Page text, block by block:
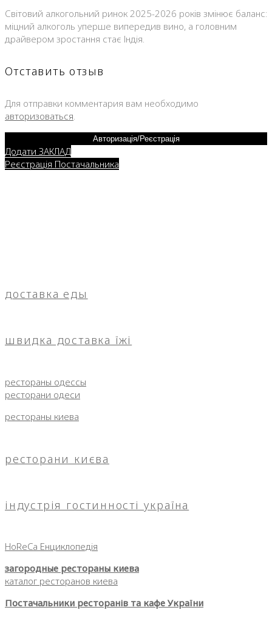
Світовий алкогольний ринок 2025-2026 років змінює баланс:
міцний алкоголь уперше випередив вино, а головним
драйвером зростання стає Індія.
Отставить отзыв
Для отправки комментария вам необходимо
авторизоваться
Авторизація/Реєстрація
Додати ЗАКЛАД
Реєстрація Постачальника
доставка еды
швидка доставка їжі
рестораны одессы
ресторани одеси
рестораны киева
ресторани києва
індустрія гостинності україна
HoReCa Енциклопедія
загородные рестораны киева
каталог ресторанов киева
Постачальники ресторанів та кафе України